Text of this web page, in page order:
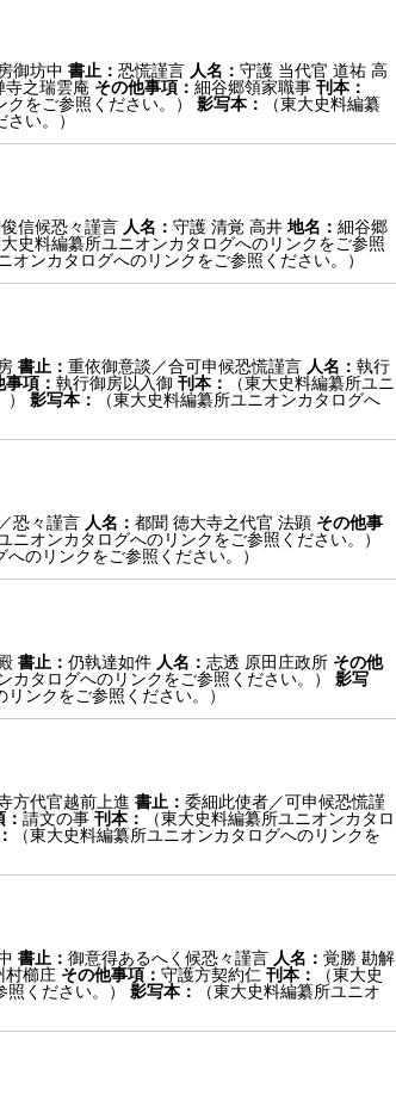
御坊中 書止： 恐慌謹言 人名： 守護 当代官 道祐 高
寺之瑞雲庵 その他事項： 細谷郷領家職事 刊本：
をご参照ください。）
影写本：
（東大史料編纂
い。）
信候恐々謹言 人名： 守護 清覚 高井 地名： 細谷郷
大史料編纂所ユニオンカタログへのリンクをご参照
オンカタログへのリンクをご参照ください。）
書止： 重依御意談／合可申候恐慌謹言 人名： 執行
項： 執行御房以入御 刊本：
（東大史料編纂所ユニ
影写本：
（東大史料編纂所ユニオンカタログへ
恐々謹言 人名： 都聞 徳大寺之代官 法顕 その他事
ニオンカタログへのリンクをご参照ください。）
のリンクをご参照ください。）
書止： 仍執達如件 人名： 志透 原田庄政所 その他
カタログへのリンクをご参照ください。）
影写
ンクをご参照ください。）
方代官越前上進 書止： 委細此使者／可申候恐慌謹
請文の事 刊本：
（東大史料編纂所ユニオンカタロ
（東大史料編纂所ユニオンカタログへのリンクを
書止： 御意得あるへく候恐々謹言 人名： 覚勝 勘解
村櫛庄 その他事項： 守護方契約仁 刊本：
（東大史
ください。）
影写本：
（東大史料編纂所ユニオ